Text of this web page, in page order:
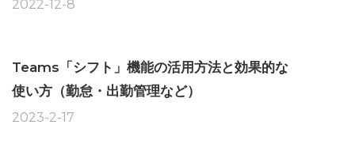
2022-12-8
Teams「シフト」機能の活用方法と効果的な
使い方（勤怠・出勤管理など）
2023-2-17